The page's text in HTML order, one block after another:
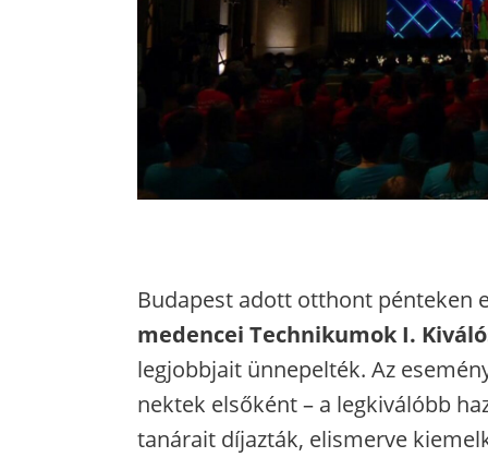
Budapest adott otthont pénteken
medencei Technikumok I.
legjobbjait ünnepelték. Az
nektek elsőként – a legkiválóbb
tanárait díjazták, elismerve